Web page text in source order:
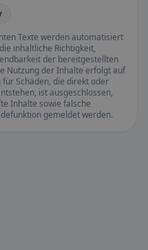
Texte werden automatisiert
inhaltliche Richtigkeit,
der bereitgestellten
Nutzung der Inhalte erfolgt auf
Schäden, die direkt oder
ist ausgeschlossen,
Inhalte sowie falsche
gemeldet werden.